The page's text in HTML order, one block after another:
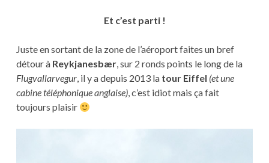
Et c’est parti !
Juste en sortant de la zone de l’aéroport faites un bref
détour à Reykjanesbær, sur 2 ronds points le long de la
Flugvallarvegur, il y a depuis 2013 la tour Eiffel (et une
cabine téléphonique anglaise), c’est idiot mais ça fait
toujours plaisir